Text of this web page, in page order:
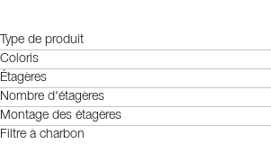
Type de produit
Coloris
Étagères
Nombre d'étagères
Montage des étagères
Filtre à charbon